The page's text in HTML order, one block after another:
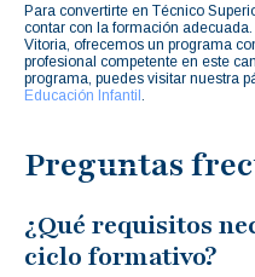
Para convertirte en Técnico
contar con la formación
Vitoria, ofrecemos un programa
profesional competente en este
programa, puedes visitar nuestra
Educación Infantil .
Preguntas
¿Qué requisitos
ciclo formativo?